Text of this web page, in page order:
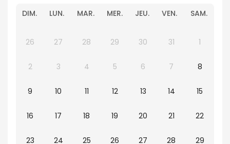
DIM. LUN. MAR. MER. JEU. VEN. SAM.
26 27 28 29 30 31 1
2 3 4 5 6 7 8
9 10 11 12 13 14 15
16 17 18 19 20 21 22
23 24 25 26 27 28 29